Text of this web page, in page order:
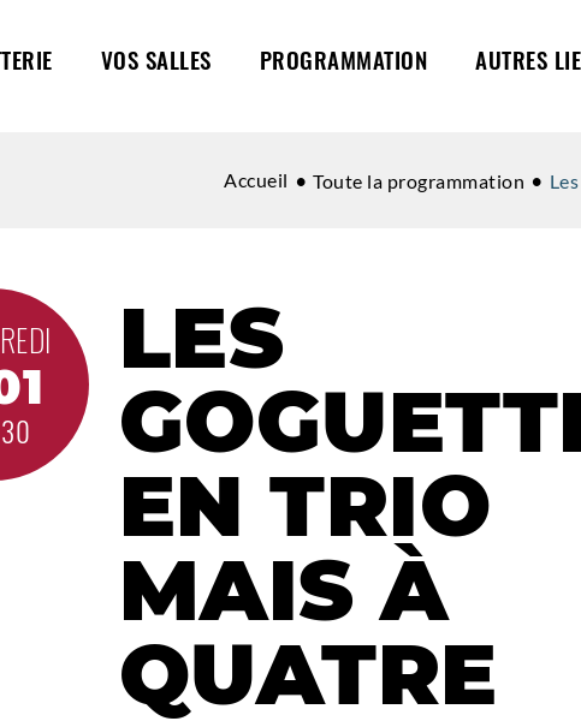
VOS SALLES PROGRAMMATION AUTRES
Accueil Toute la programmation
LES
EN TRIO
MAIS À
QUATRE